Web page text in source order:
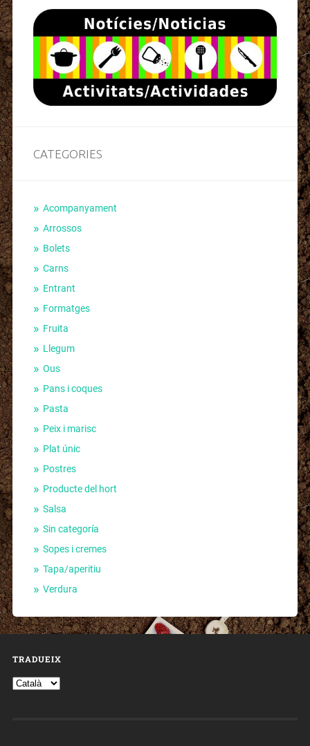
CATEGORIES
Acompanyament
Arrossos
Bolets
Carns
Entrant
Formatges
Fruita
Llegum
Ous
Pans i coques
Pasta
Peix i marisc
Plat únic
Postres
Producte del hort
Salsa
Sin categoría
Sopes i cremes
Tapa/aperitiu
Verdura
TRADUEIX